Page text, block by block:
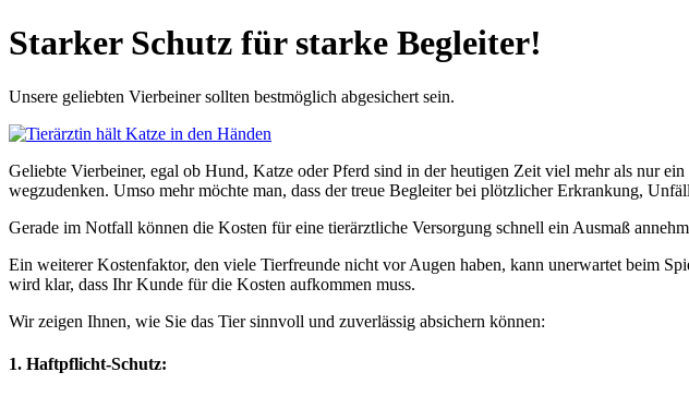
Starker Schutz für starke Begleiter!
Unsere geliebten Vierbeiner sollten bestmöglich abgesichert sein.
Geliebte Vierbeiner, egal ob Hund, Katze oder Pferd sind in der heutigen Zeit viel mehr als nur
wegzudenken. Umso mehr möchte man, dass der treue Begleiter bei plötzlicher Erkrankung,
Gerade im Notfall können die Kosten für eine tierärztliche Versorgung schnell ein Ausmaß
Ein weiterer Kostenfaktor, den viele Tierfreunde nicht vor Augen haben, kann unerwartet beim
wird klar, dass Ihr Kunde für die Kosten aufkommen muss.
Wir zeigen Ihnen, wie Sie das Tier sinnvoll und zuverlässig absichern können:
1. Haftpflicht-Schutz: